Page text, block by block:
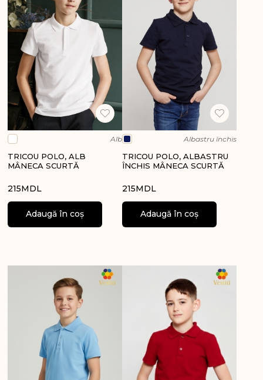
Alb
TRICOU POLO, ALB
MÂNECA SCURTĂ
215MDL
Adaugă în coș
Albastru închis
TRICOU POLO, ALBASTRU
ÎNCHIS MÂNECA SCURTĂ
215MDL
Adaugă în coș